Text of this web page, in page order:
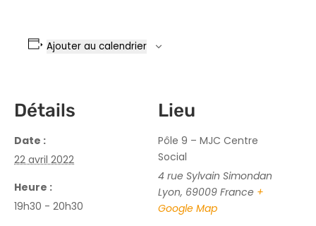
Ajouter au calendrier
Détails
Date :
22 avril 2022
Heure :
19h30 - 20h30
Lieu
Pôle 9 – MJC Centre
Social
4 rue Sylvain Simondan
Lyon, 69009 France +
Google Map